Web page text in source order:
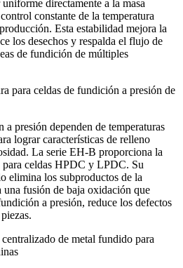
directamente a la masa
constante de la temperatura
Esta estabilidad mejora la
los desechos y respalda el flujo de
de fundición de múltiples
para celdas de fundición a presión de
presión dependen de temperaturas
lograr características de relleno
La serie EH‑B proporciona la
para celdas HPDC y LPDC. Su
elimina los subproductos de la
fusión de baja oxidación que
a presión, reduce los defectos
de metal fundido para